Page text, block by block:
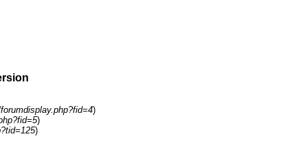
)
)
)